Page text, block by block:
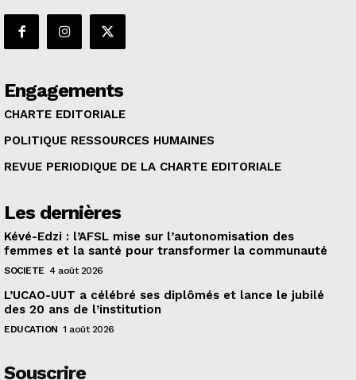
Engagements
CHARTE EDITORIALE
POLITIQUE RESSOURCES HUMAINES
REVUE PERIODIQUE DE LA CHARTE EDITORIALE
Les dernières
Kévé-Edzi : l’AFSL mise sur l’autonomisation des
femmes et la santé pour transformer la communauté
SOCIETE 4 août 2026
L’UCAO-UUT a célébré ses diplômés et lance le jubilé
des 20 ans de l’institution
EDUCATION 1 août 2026
Souscrire